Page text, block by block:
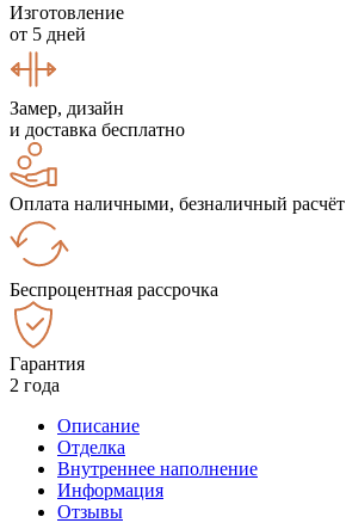
Изготовление
от 5 дней
Замер, дизайн
и доставка бесплатно
Оплата наличными, безналичный расчёт
Беспроцентная рассрочка
Гарантия
2 года
Описание
Отделка
Внутреннее наполнение
Информация
Отзывы